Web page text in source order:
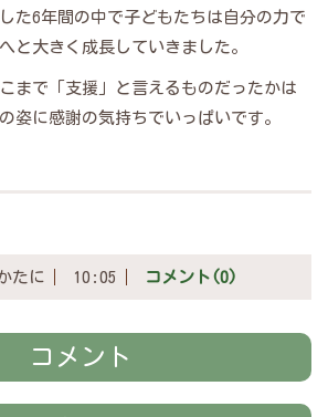
た6年間の中で子どもたちは自分の力で
と大きく成長していきました。
まで「支援」と言えるものだったかは
姿に感謝の気持ちでいっぱいです。
たに 10:05 コメント(0)
コメント